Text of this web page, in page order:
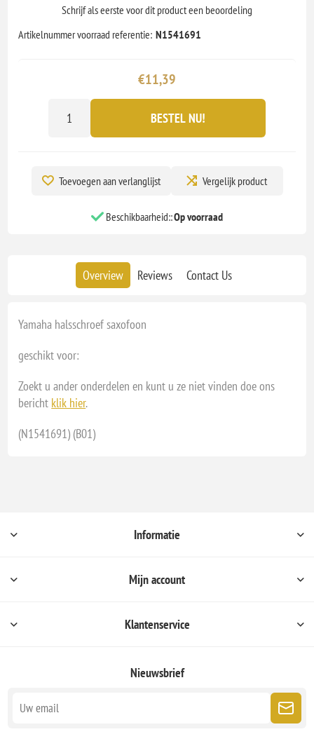
Schrijf als eerste voor dit product een beoordeling
Artikelnummer voorraad referentie: N1541691
€11,39
BESTEL NU!
Toevoegen aan verlanglijst Vergelijk product
Beschikbaarheid::Op voorraad
Overview Reviews Contact Us
Yamaha halsschroef saxofoon
geschikt voor:
Zoekt u ander onderdelen en kunt u ze niet vinden doe ons
bericht klik hier.
(N1541691) (B01)
Informatie
Mijn account
Klantenservice
Nieuwsbrief